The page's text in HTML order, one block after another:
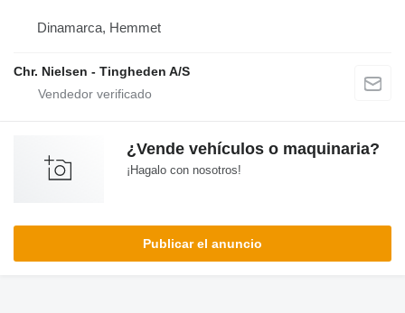
Dinamarca, Hemmet
Chr. Nielsen - Tingheden A/S
¿Vende vehículos o maquinaria?
¡Hagalo con nosotros!
Publicar el anuncio